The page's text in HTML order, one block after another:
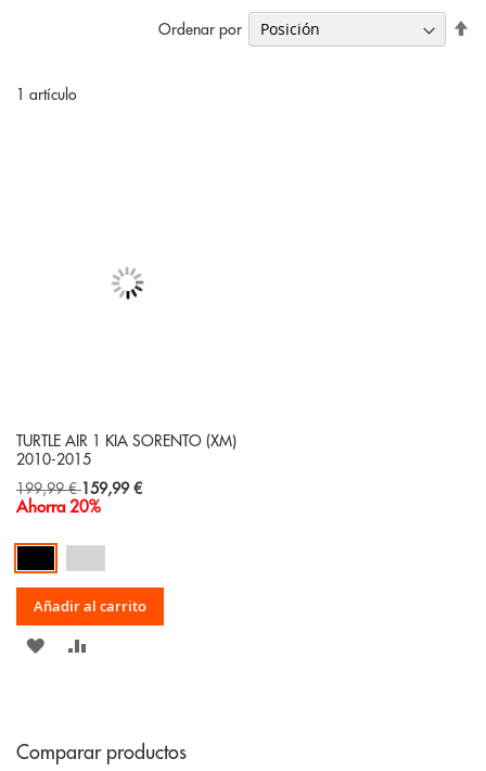
1 artículo
Ordenar por
TURTLE AIR 1 KIA SORENTO (XM)
2010-2015
199,99 € Special
Price
159,99 €
Ahorra 20%
Añadir al carrito
AÑADIR
LISTA
Comparar productos